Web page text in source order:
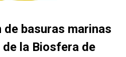
basuras marinas
de la Biosfera de